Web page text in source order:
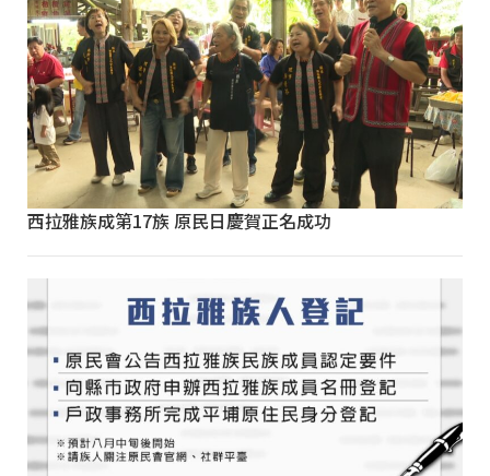
西拉雅族成第17族 原民日慶賀正名成功